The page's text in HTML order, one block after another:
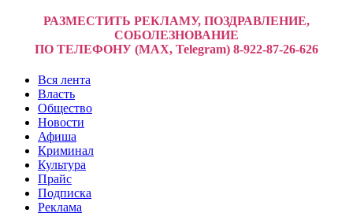
РАЗМЕСТИТЬ РЕКЛАМУ, ПОЗДРАВЛЕНИЕ,
СОБОЛЕЗНОВАНИЕ
ПО ТЕЛЕФОНУ (MAX, Telegram) 8-922-87-26-626
Вся лента
Власть
Общество
Новости
Афиша
Криминал
Культура
Прайс
Подписка
Реклама